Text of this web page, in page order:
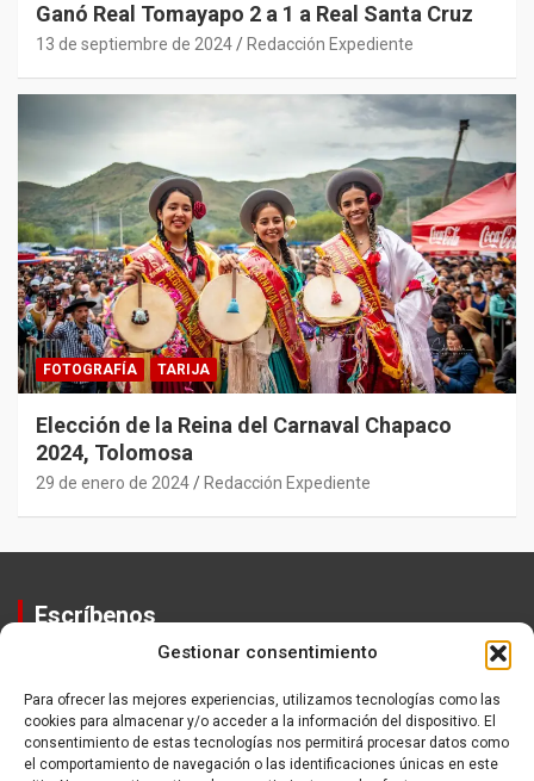
Gestionar consentimiento
Para ofrecer las mejores experiencias, utilizamos tecnologías como las
cookies para almacenar y/o acceder a la información del dispositivo. El
consentimiento de estas tecnologías nos permitirá procesar datos como
el comportamiento de navegación o las identificaciones únicas en este
Ganó Real Tomayapo 2 a 1 a Real Santa Cruz
13 de septiembre de 2024 Redacción Expediente
FOTOGRAFÍA TARIJA
Elección de la Reina del Carnaval Chapaco
2024, Tolomosa
29 de enero de 2024 Redacción Expediente
Escríbenos
Equipo
Política de Privacidad